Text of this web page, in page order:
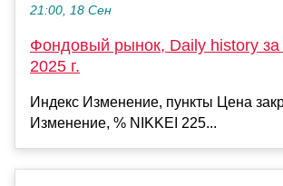
21:00, 18 Сен
Фондовый рынок, Daily history за
2025 г.
Индекс Изменение, пункты Цена
Изменение, % NIKKEI 225...